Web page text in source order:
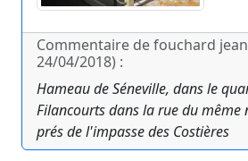
Commentaire de fouchard
24/04/2018) :
Hameau de Séneville, dans le
Filancourts dans la rue du même
prés de l'impasse des Costières